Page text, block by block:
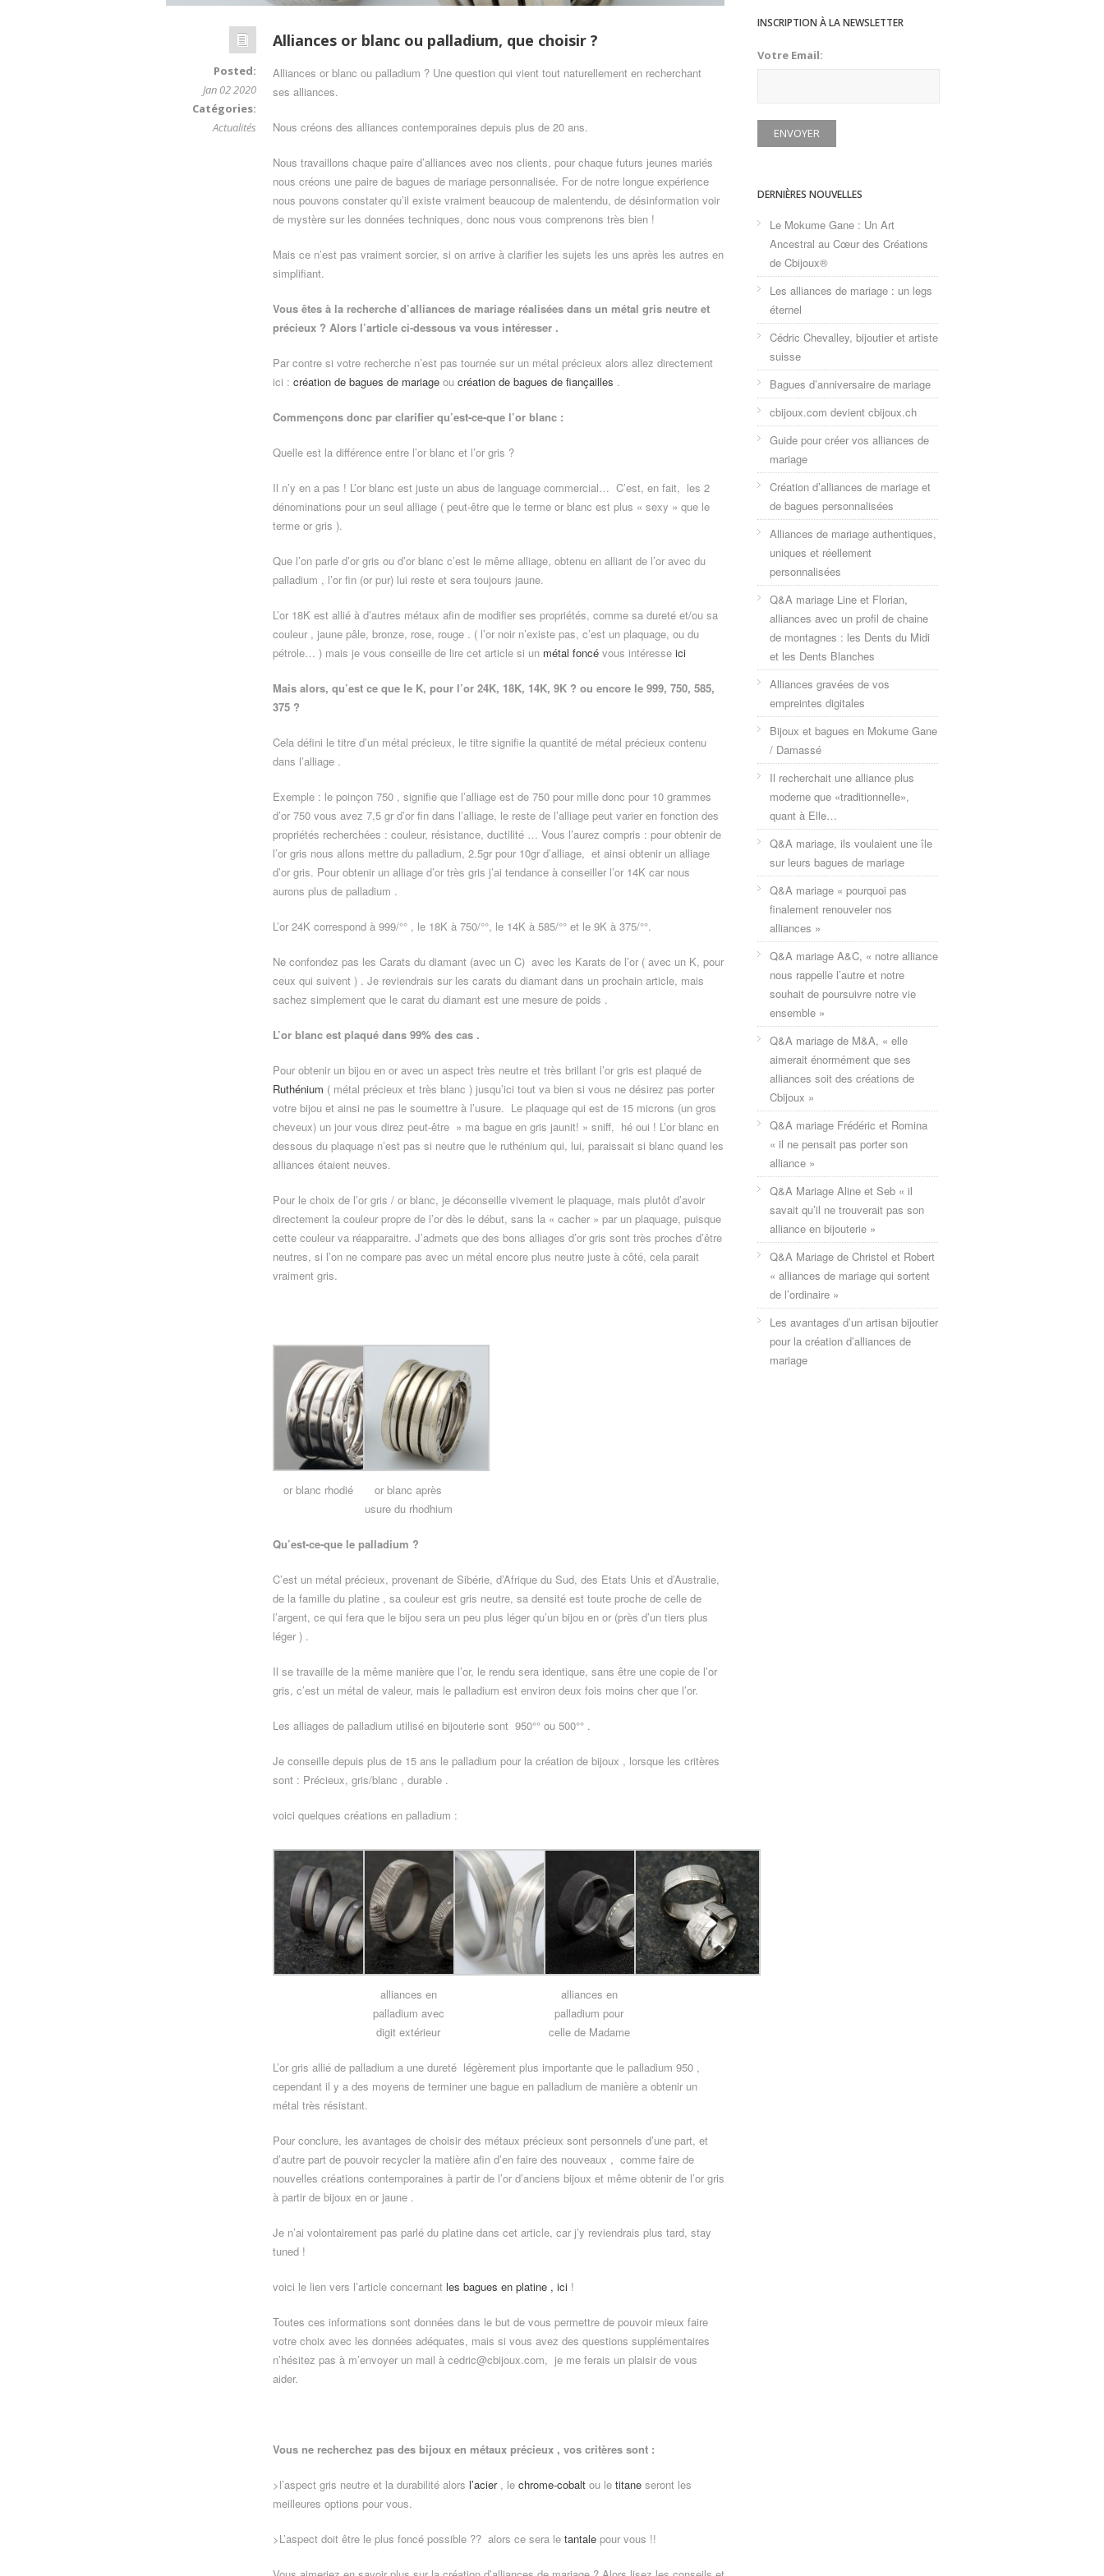
Alliances or blanc ou palladium, que choisir ?
Alliances or blanc ou palladium ? Une question qui vient tout naturellement en recherchant
ses alliances.
Nous créons des alliances contemporaines depuis plus de 20 ans.
Nous travaillons chaque paire d’alliances avec nos clients, pour chaque futurs jeunes mariés
nous créons une paire de bagues de mariage personnalisée. For de notre longue expérience
nous pouvons constater qu’il existe vraiment beaucoup de malentendu, de désinformation voir
de mystère sur les données techniques, donc nous vous comprenons très bien !
Mais ce n’est pas vraiment sorcier, si on arrive à clarifier les sujets les uns après les autres en
simplifiant.
Vous êtes à la recherche d’alliances de mariage réalisées dans un métal gris neutre et
précieux ? Alors l’article ci-dessous va vous intéresser .
Par contre si votre recherche n’est pas tournée sur un métal précieux alors allez directement
ici : création de bagues de mariage ou création de bagues de fiançailles .
Commençons donc par clarifier qu’est-ce-que l’or blanc :
Quelle est la différence entre l’or blanc et l’or gris ?
Il n’y en a pas ! L’or blanc est juste un abus de language commercial… C’est, en fait, les 2
dénominations pour un seul alliage ( peut-être que le terme or blanc est plus « sexy » que le
terme or gris ).
Que l’on parle d’or gris ou d’or blanc c’est le même alliage, obtenu en alliant de l’or avec du
palladium , l’or fin (or pur) lui reste et sera toujours jaune.
L’or 18K est allié à d’autres métaux afin de modifier ses propriétés, comme sa dureté et/ou sa
couleur , jaune pâle, bronze, rose, rouge . ( l’or noir n’existe pas, c’est un plaquage, ou du
pétrole… ) mais je vous conseille de lire cet article si un métal foncé vous intéresse ici
Mais alors, qu’est ce que le K, pour l’or 24K, 18K, 14K, 9K ? ou encore le 999, 750, 585,
375 ?
Cela défini le titre d’un métal précieux, le titre signifie la quantité de métal précieux contenu
dans l’alliage .
Exemple : le poinçon 750 , signifie que l’alliage est de 750 pour mille donc pour 10 grammes
d’or 750 vous avez 7,5 gr d’or fin dans l’alliage, le reste de l’alliage peut varier en fonction des
propriétés recherchées : couleur, résistance, ductilité … Vous l’aurez compris : pour obtenir de
l’or gris nous allons mettre du palladium, 2.5gr pour 10gr d’alliage, et ainsi obtenir un alliage
d’or gris. Pour obtenir un alliage d’or très gris j’ai tendance à conseiller l’or 14K car nous
aurons plus de palladium .
L’or 24K correspond à 999/°° , le 18K à 750/°°, le 14K à 585/°° et le 9K à 375/°°.
Ne confondez pas les Carats du diamant (avec un C) avec les Karats de l’or ( avec un K, pour
ceux qui suivent ) . Je reviendrais sur les carats du diamant dans un prochain article, mais
sachez simplement que le carat du diamant est une mesure de poids .
L’or blanc est plaqué dans 99% des cas .
Pour obtenir un bijou en or avec un aspect très neutre et très brillant l’or gris est plaqué de
Ruthénium ( métal précieux et très blanc ) jusqu’ici tout va bien si vous ne désirez pas porter
votre bijou et ainsi ne pas le soumettre à l’usure. Le plaquage qui est de 15 microns (un gros
cheveux) un jour vous direz peut-être » ma bague en gris jaunit! » sniff, hé oui ! L’or blanc en
dessous du plaquage n’est pas si neutre que le ruthénium qui, lui, paraissait si blanc quand les
alliances étaient neuves.
Pour le choix de l’or gris / or blanc, je déconseille vivement le plaquage, mais plutôt d’avoir
directement la couleur propre de l’or dès le début, sans la « cacher » par un plaquage, puisque
cette couleur va réapparaitre. J’admets que des bons alliages d’or gris sont très proches d’être
neutres, si l’on ne compare pas avec un métal encore plus neutre juste à côté, cela parait
vraiment gris.
or blanc rhodié
or blanc après
usure du rhodhium
Qu’est-ce-que le palladium ?
C’est un métal précieux, provenant de Sibérie, d’Afrique du Sud, des Etats Unis et d’Australie,
de la famille du platine , sa couleur est gris neutre, sa densité est toute proche de celle de
l’argent, ce qui fera que le bijou sera un peu plus léger qu’un bijou en or (près d’un tiers plus
léger ) .
Il se travaille de la même manière que l’or, le rendu sera identique, sans être une copie de l’or
gris, c’est un métal de valeur, mais le palladium est environ deux fois moins cher que l’or.
Les alliages de palladium utilisé en bijouterie sont 950°° ou 500°° .
Je conseille depuis plus de 15 ans le palladium pour la création de bijoux , lorsque les critères
sont : Précieux, gris/blanc , durable .
voici quelques créations en palladium :
alliances en
palladium avec
digit extérieur
alliances en
palladium pour
celle de Madame
L’or gris allié de palladium a une dureté légèrement plus importante que le palladium 950 ,
cependant il y a des moyens de terminer une bague en palladium de manière a obtenir un
métal très résistant.
Pour conclure, les avantages de choisir des métaux précieux sont personnels d’une part, et
d’autre part de pouvoir recycler la matière afin d’en faire des nouveaux , comme faire de
nouvelles créations contemporaines à partir de l’or d’anciens bijoux et même obtenir de l’or gris
à partir de bijoux en or jaune .
Je n’ai volontairement pas parlé du platine dans cet article, car j’y reviendrais plus tard, stay
tuned !
voici le lien vers l’article concernant les bagues en platine , ici !
Toutes ces informations sont données dans le but de vous permettre de pouvoir mieux faire
votre choix avec les données adéquates, mais si vous avez des questions supplémentaires
n’hésitez pas à m’envoyer un mail à cedric@cbijoux.com, je me ferais un plaisir de vous
aider.
Vous ne recherchez pas des bijoux en métaux précieux , vos critères sont :
>l’aspect gris neutre et la durabilité alors l’acier, le chrome-cobalt ou le titane seront les
meilleures options pour vous.
>L’aspect doit être le plus foncé possible ?? alors ce sera le tantale pour vous !!
Posted:
Jan 02 2020
Catégories:
Actualités
INSCRIPTION À LA NEWSLETTER
Votre Email:
DERNIÈRES NOUVELLES
Le Mokume Gane : Un Art
Ancestral au Cœur des Créations
de Cbijoux®
Les alliances de mariage : un legs
éternel
Cédric Chevalley, bijoutier et artiste
suisse
Bagues d’anniversaire de mariage
cbijoux.com devient cbijoux.ch
Guide pour créer vos alliances de
mariage
Création d’alliances de mariage et
de bagues personnalisées
Alliances de mariage authentiques,
uniques et réellement
personnalisées
Q&A mariage Line et Florian,
alliances avec un profil de chaine
de montagnes : les Dents du Midi
et les Dents Blanches
Alliances gravées de vos
empreintes digitales
Bijoux et bagues en Mokume Gane
/ Damassé
Il recherchait une alliance plus
moderne que «traditionnelle»,
quant à Elle…
Q&A mariage, ils voulaient une île
sur leurs bagues de mariage
Q&A mariage « pourquoi pas
finalement renouveler nos
alliances »
Q&A mariage A&C, « notre alliance
nous rappelle l’autre et notre
souhait de poursuivre notre vie
ensemble »
Q&A mariage de M&A, « elle
aimerait énormément que ses
alliances soit des créations de
Cbijoux »
Q&A mariage Frédéric et Romina
« il ne pensait pas porter son
alliance »
Q&A Mariage Aline et Seb « il
savait qu’il ne trouverait pas son
alliance en bijouterie »
Q&A Mariage de Christel et Robert
« alliances de mariage qui sortent
de l’ordinaire »
Les avantages d’un artisan bijoutier
pour la création d’alliances de
mariage